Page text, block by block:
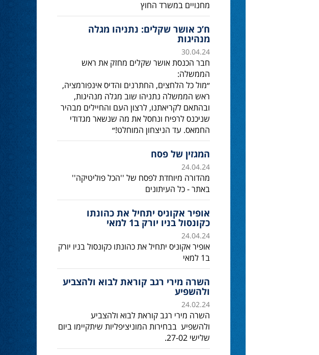
מחנויים במשרד החוץ
ח’כ אושר שקלים: נתניהו מגלה
מנהיגות
30.04.24
חבר הכנסת אושר שקלים מחזק את ראש
הממשלה:
״מול כל הלחצים, החתרנים והדיס אינפורמציה,
ראש הממשלה נתניהו שוב מגלה מנהיגות,
ובהתאם לקריאתנו, לרצון העם והחיילים מבהיר
שניכנס לרפיח ונחסל את מה שנשאר מגדודי
החמאס. עד הניצחון המוחלט!״
המגזין של פסח
24.04.24
מהדורה מיוחדת לפסח של ''הכל פוליטיקה''
באתר - כל העיתונים
אופיר אקוניס יתחיל את כהונתו
כקונסול בניו יורק ב1 למאי
24.04.24
אופיר אקוניס יתחיל את כהונתו כקונסול בניו יורק
ב1 למאי
השרה מירי רגב קוראת לבוא ולהצביע
ולהשפיע
24.02.24
השרה מירי רגב קוראת לבוא ולהצביע
ולהשפיע בבחירות המוניציפליות שיתקיימו ביום
שלישי 27-02.